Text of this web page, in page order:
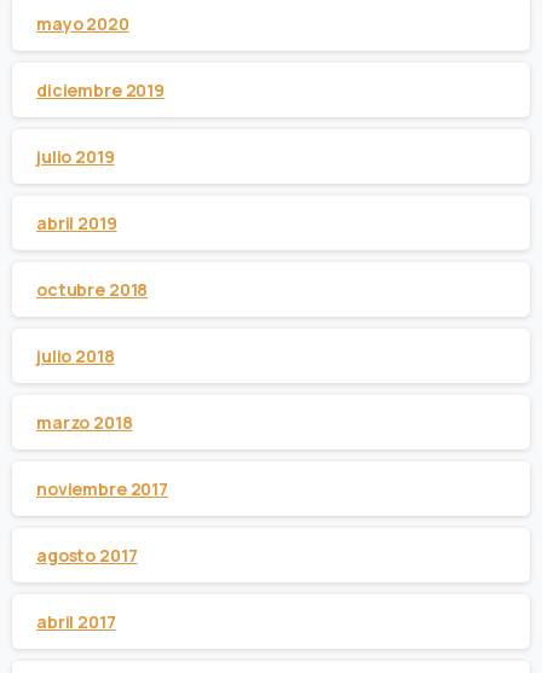
mayo 2020
diciembre 2019
julio 2019
abril 2019
octubre 2018
julio 2018
marzo 2018
noviembre 2017
agosto 2017
abril 2017